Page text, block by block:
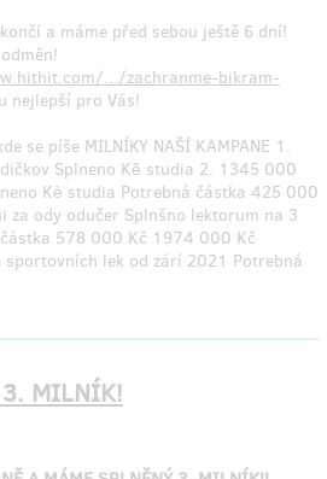
a máme před sebou ještě 6 dní!
.../zachranme-bikram-
nejlepší pro Vás!
MILNÍK!